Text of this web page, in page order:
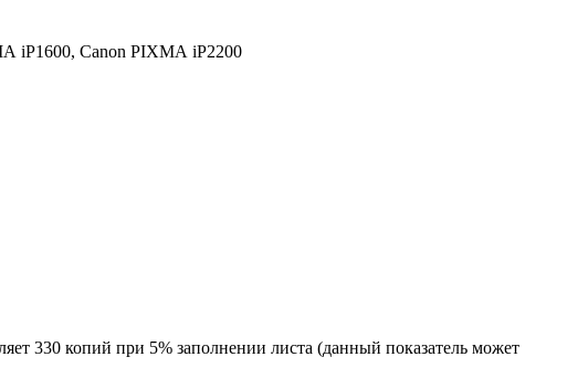
iP1600, Canon PIXMA iP2200
330 копий при 5% заполнении листа (данный показатель может